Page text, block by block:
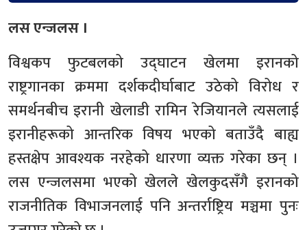
लस एन्जलस ।
विश्वकप फुटबलको उद्घाटन खेलमा इरानको
राष्ट्रगानका क्रममा दर्शकदीर्घाबाट उठेको विरोध र
समर्थनबीच इरानी खेलाडी रामिन रेजियानले त्यसलाई
इरानीहरूको आन्तरिक विषय भएको बताउँदै बाह्य
हस्तक्षेप आवश्यक नरहेको धारणा व्यक्त गरेका छन् ।
लस एन्जलसमा भएको खेलले खेलकुदसँगै इरानको
राजनीतिक विभाजनलाई पनि अन्तर्राष्ट्रिय मञ्चमा पुनः